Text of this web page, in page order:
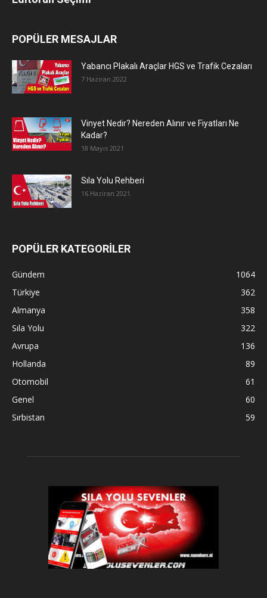
POPÜLER MESAJLAR
Yabancı Plakalı Araçlar HGS ve Trafik Cezaları
7 Haziran 2022
Vinyet Nedir? Nereden Alınır ve Fiyatları Ne
Kadar?
18 Mayıs 2021
Sıla Yolu Rehberi
16 Haziran 2021
POPÜLER KATEGORİLER
Gündem
1064
Türkiye
362
Almanya
358
Sıla Yolu
322
Avrupa
136
Hollanda
89
Otomobil
61
Genel
60
Sırbistan
59